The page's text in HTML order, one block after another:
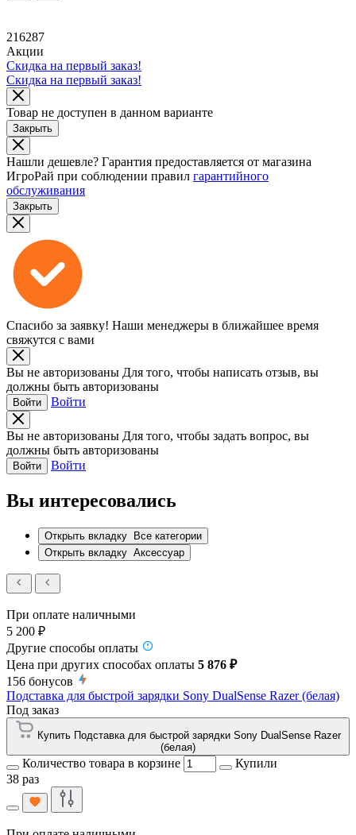
216287
Акции
Скидка на первый заказ!
Скидка на первый заказ!
Товар не доступен в данном варианте
Закрыть
Нашли дешевле? Гарантия предоставляется от магазина
ИгроРай при соблюдении правил гарантийного
обслуживания
Закрыть
Спасибо за заявку! Наши менеджеры в ближайшее время
свяжутся с вами
Вы не авторизованы Для того, чтобы написать отзыв, вы
должны быть авторизованы
Войти Войти
Вы не авторизованы Для того, чтобы задать вопрос, вы
должны быть авторизованы
Войти Войти
Вы интересовались
Открыть вкладку Все категории
Открыть вкладку Аксессуар
При оплате наличными
5 200 ₽
Другие способы оплаты
Цена при других способах оплаты 5 876 ₽
156 бонусов
Подставка для быстрой зарядки Sony DualSense Razer (белая)
Под заказ
Купить Подставка для быстрой зарядки Sony DualSense Razer
(белая)
Количество товара в корзине
Купили
38 раз